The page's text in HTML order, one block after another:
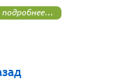
подробнее...